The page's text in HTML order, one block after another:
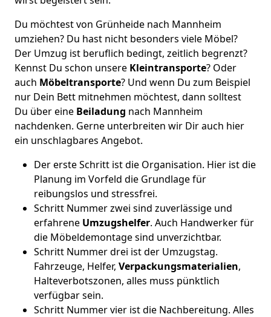
Du möchtest von Grünheide nach Mannheim
umziehen? Du hast nicht besonders viele Möbel?
Der Umzug ist beruflich bedingt, zeitlich begrenzt?
Kennst Du schon unsere Kleintransporte? Oder
auch Möbeltransporte? Und wenn Du zum Beispiel
nur Dein Bett mitnehmen möchtest, dann solltest
Du über eine Beiladung nach Mannheim
nachdenken. Gerne unterbreiten wir Dir auch hier
ein unschlagbares Angebot.
Der erste Schritt ist die Organisation. Hier ist die
Planung im Vorfeld die Grundlage für
reibungslos und stressfrei.
Schritt Nummer zwei sind zuverlässige und
erfahrene Umzugshelfer. Auch Handwerker für
die Möbeldemontage sind unverzichtbar.
Schritt Nummer drei ist der Umzugstag.
Fahrzeuge, Helfer, Verpackungsmaterialien,
Halteverbotszonen, alles muss pünktlich
verfügbar sein.
Schritt Nummer vier ist die Nachbereitung. Alles